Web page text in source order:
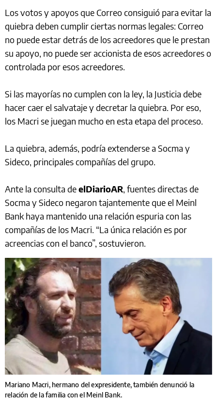
Los votos y apoyos que Correo consiguió para evitar la
quiebra deben cumplir ciertas normas legales: Correo
no puede estar detrás de los acreedores que le prestan
su apoyo, no puede ser accionista de esos acreedores o
controlada por esos acreedores.
Si las mayorías no cumplen con la ley, la Justicia debe
hacer caer el salvataje y decretar la quiebra. Por eso,
los Macri se juegan mucho en esta etapa del proceso.
La quiebra, además, podría extenderse a Socma y
Sideco, principales compañías del grupo.
Ante la consulta deelDiarioAR, fuentes directas de
Socma y Sideco negaron tajantemente que el Meinl
Bank haya mantenido una relación espuria con las
compañías de los Macri. “La única relación es por
acreencias con el banco”, sostuvieron.
Mariano Macri, hermano del expresidente, también denunció la
relación de la familia con el Meinl Bank.